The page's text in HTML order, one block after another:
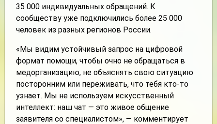
35 000 индивидуальных обращений. К
сообществу уже подключились более 25 000
человек из разных регионов России.
«Мы видим устойчивый запрос на цифровой
формат помощи, чтобы очно не обращаться в
медорганизацию, не объяснять свою ситуацию
посторонним или переживать, что тебя кто-то
узнает. Мы не используем искусственный
интеллект: наш чат — это живое общение
заявителя со специалистом», — комментирует